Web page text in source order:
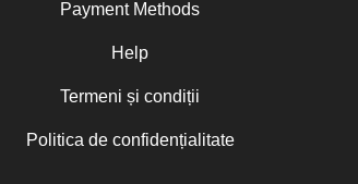
Payment Methods
Help
Termeni și condiții
Politica de confidențialitate